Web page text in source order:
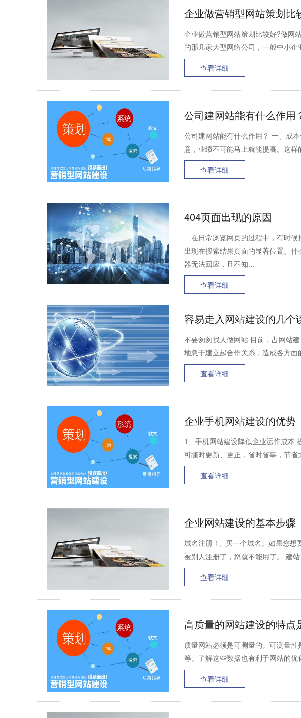
企业做营销型网站策划比
企业做营销型网站策划比较好?做网
的那几家大型网络公司，一般中小
查看详细
公司建网站能有什么作用
公司建网站能有什么作用？ 一、成
意，业绩不可能马上就能提高。这
查看详细
404页面出现的原因
在日常浏览网页的过程中，有时候
出现在搜索结果页面的显著位置。
器无法回应，且不知...
查看详细
容易走入网站建设的几个
不要匆匆找人做网站 目前，占网站
地急于建立起合作关系，造成各方
查看详细
企业手机网站建设的优势
1、手机网站建设降低企业运作成本
可随时更新、更正，省时省事，节
查看详细
企业网站建设的基本步骤
域名注册 1、买一个域名。如果您想
被别人注册了，您就不能用了。 建
查看详细
高质量的网站建设的特点
质量网站必须是可测量的。可测量
等。了解这些数据也有利于网站的
查看详细